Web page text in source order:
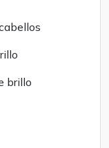
brillo